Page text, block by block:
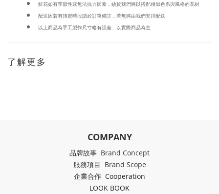
鮮花如有季節性或無法抗力因素，缺貨我們將以搭配相似色系與風格的花材
配送因若有指定時段請於訂單備註，若無將由我們安排配送
以上商品為手工製作尺寸略有誤差，以實際商品為主
了解更多
COMPANY
品牌故事 Brand Concept
服務項目 Brand Scope
企業合作 Cooperation
LOOK BOOK